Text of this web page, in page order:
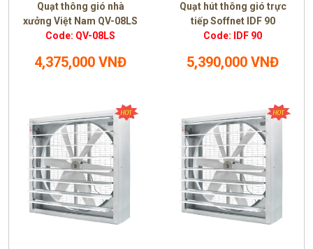
Quạt thông gió nhà
xưởng Việt Nam QV-08LS
Code: QV-08LS
4,375,000 VNĐ
Quạt hút thông gió trực
tiếp Soffnet IDF 90
Code: IDF 90
5,390,000 VNĐ